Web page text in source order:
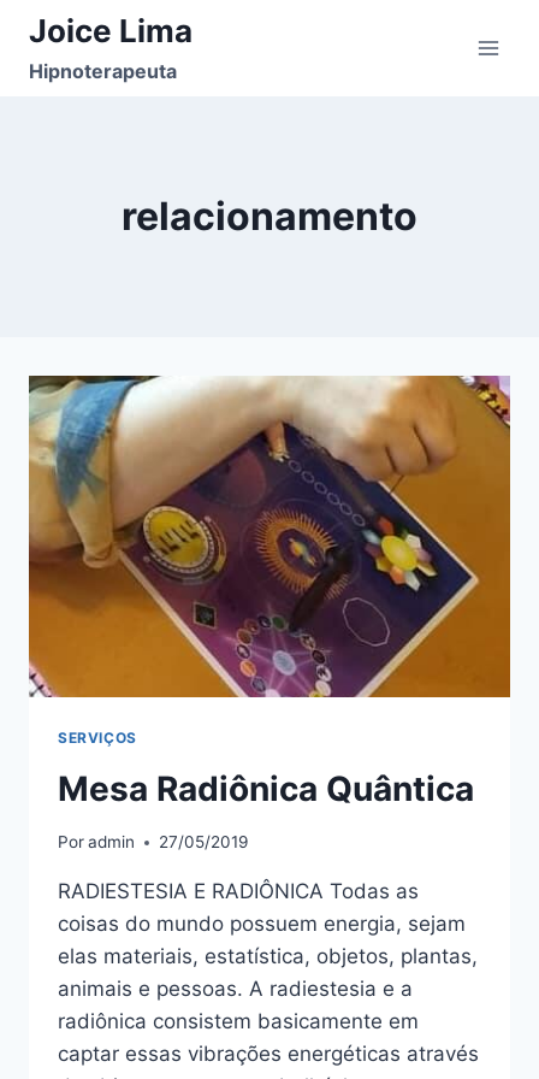
Pular
paraJoice Lima
Hipnoterapeuta
relacionamento
SERVIÇOS
Mesa Radiônica Quântica
Poradmin 27/05/2019
RADIESTESIA E RADIÔNICA Todas as
coisas do mundo possuem energia, sejam
elas materiais, estatística, objetos, plantas,
animais e pessoas. A radiestesia e a
radiônica consistem basicamente em
captar essas vibrações energéticas através